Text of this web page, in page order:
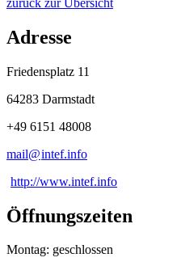
Adresse
Friedensplatz 11
64283 Darmstadt
+49 6151 48008
mail@intef.info
http://www.intef.info
Öffnungszeiten
Montag: geschlossen